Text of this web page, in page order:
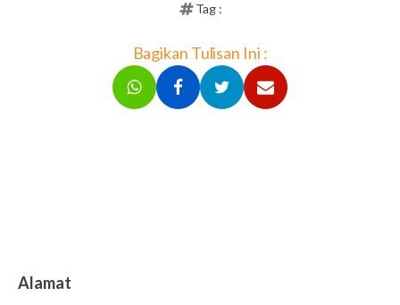
Tag :
Bagikan Tulisan Ini :
Alamat